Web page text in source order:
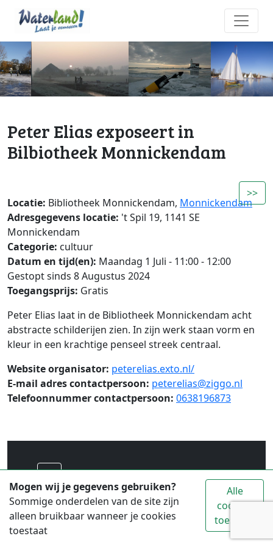
Peter Elias exposeert in
Bilbiotheek Monnickendam
>>
Locatie: Bibliotheek Monnickendam, Monnickendam
Adresgegevens locatie: 't Spil 19, 1141 SE
Monnickendam
Categorie: cultuur
Datum en tijd(en): Maandag 1 Juli - 11:00 - 12:00
Gestopt sinds 8 Augustus 2024
Toegangsprijs: Gratis
Peter Elias laat in de Bibliotheek Monnickendam acht
abstracte schilderijen zien. In zijn werk staan vorm en
kleur in een krachtige penseel streek centraal.
Website organisator: peterelias.exto.nl/
E-mail adres contactpersoon: peterelias@ziggo.nl
Telefoonnummer contactpersoon: 0638196873
Mogen wij je gegevens gebruiken?
Sommige onderdelen van de site zijn
alleen bruikbaar wanneer je cookies
toestaat
Alle
cookies
toestaan
Voor alle toeristische informatie over
Waterland ga je naar www.vvvwaterland.nl
© 2026 Copyright: Stichting Promotie Waterland